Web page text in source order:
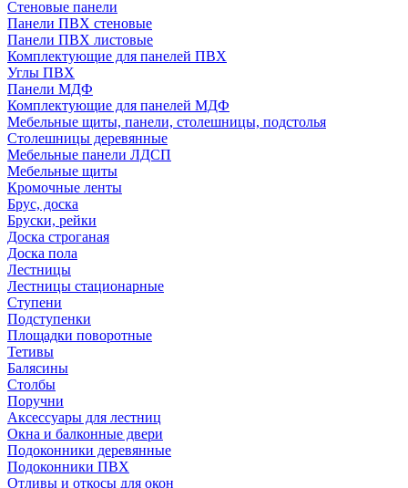
Стеновые панели
Панели ПВХ стеновые
Панели ПВХ листовые
Комплектующие для панелей ПВХ
Углы ПВХ
Панели МДФ
Комплектующие для панелей МДФ
Мебельные щиты, панели, столешницы, подстолья
Столешницы деревянные
Мебельные панели ЛДСП
Мебельные щиты
Кромочные ленты
Брус, доска
Бруски, рейки
Доска строганая
Доска пола
Лестницы
Лестницы стационарные
Ступени
Подступенки
Площадки поворотные
Тетивы
Балясины
Столбы
Поручни
Аксессуары для лестниц
Окна и балконные двери
Подоконники деревянные
Подоконники ПВХ
Отливы и откосы для окон